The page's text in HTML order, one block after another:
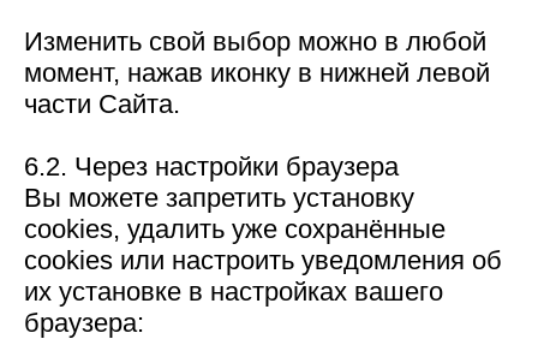
Изменить свой выбор можно в любой
момент, нажав иконку в нижней левой
части Сайта.
6.2. Через настройки браузера
Вы можете запретить установку
cookies, удалить уже сохранённые
cookies или настроить уведомления об
их установке в настройках вашего
браузера: